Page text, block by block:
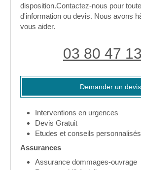
disposition.Contactez-nous pour
d'information ou devis. Nous avons
vous aider.
03 80 47
Demander un devis
Interventions en urgences
Devis Gratuit
Etudes et conseils personnalisés
Assurances
Assurance dommages-ouvrage